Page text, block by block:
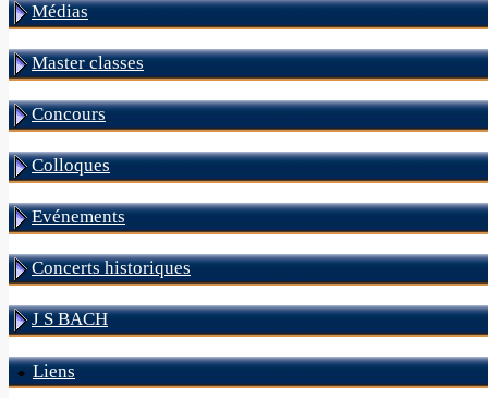
Médias
Master classes
Concours
Colloques
Evénements
Concerts historiques
J S BACH
Liens